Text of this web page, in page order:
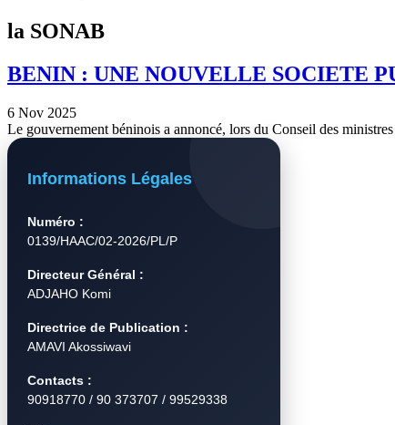
la SONAB
BENIN : UNE NOUVELLE SOCIETE
6 Nov 2025
Le gouvernement béninois a annoncé, lors du Conseil des
Informations Légales
Numéro :
0139/HAAC/02-2026/PL/P
Directeur Général :
ADJAHO Komi
Directrice de Publication :
AMAVI Akossiwavi
Contacts :
90918770 / 90 373707 / 99529338